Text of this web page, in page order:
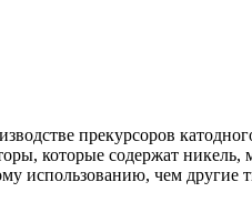
прекурсоров
которые содержат никель,
использованию, чем другие